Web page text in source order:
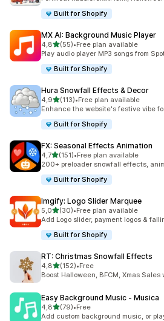
Built for Shopify
MX AI: Background Music Player
4,8/ 5 tähteä
(55)
55 arvostelua yhteensä
•Free plan available
Play audio player MP3 songs from
Built for Shopify
Hura Snowfall Effects & Decor
4,9/ 5 tähteä
(113)
113 arvostelua yhteensä
•Free plan available
Enhance the website's festive vibe
Built for Shopify
FX: Seasonal Effects Animation
4,7/ 5 tähteä
(151)
151 arvostelua yhteensä
•Free plan available
200+ preloader snowfall effects,
Built for Shopify
Imgify: Logo Slider Marquee
5,0/ 5 tähteä
(30)
30 arvostelua yhteensä
•Free plan available
Add Logo slider, payment logos &
Built for Shopify
RT: Christmas Snowfall Effects
4,8/ 5 tähteä
(152)
152 arvostelua yhteensä
•Free
Boost Halloween, BFCM, Xmas
Easy Background Music ‑ Musica
4,8/ 5 tähteä
(79)
79 arvostelua yhteensä
•Free
Add custom background music, or